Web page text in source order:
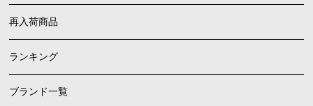
再入荷商品
ランキング
ブランド一覧